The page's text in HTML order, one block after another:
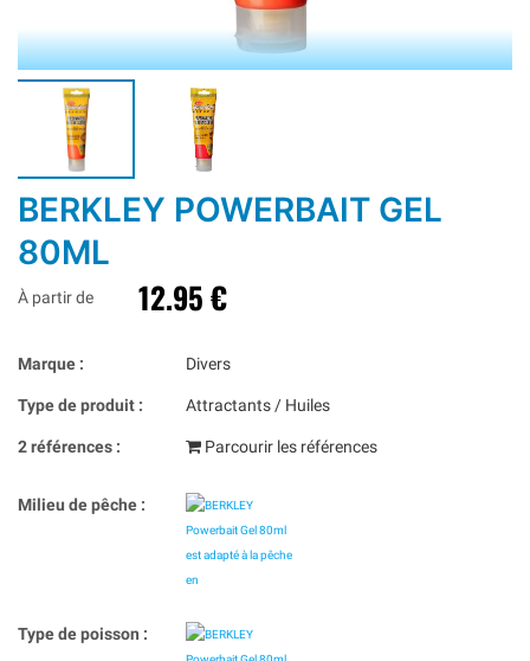
BERKLEY POWERBAIT GEL
80ML
À partir de 12.95 €
Marque : Divers
Type de produit : Attractants / Huiles
2 références : Parcourir les références
Milieu de pêche :
Type de poisson :